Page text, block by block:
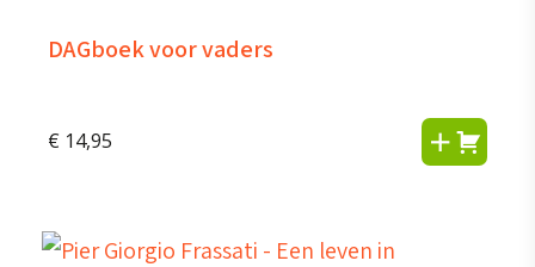
DAGboek voor vaders
€ 14,95